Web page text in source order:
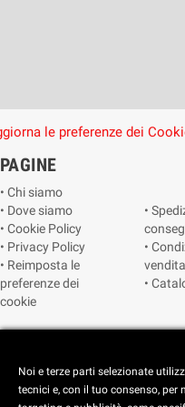
le preferenze dei
PAGINE
• Chi siamo
• Dove siamo
• Cookie Policy
• Privacy Policy
• Reimposta le
preferenze dei
cookie
•
•
vendita
•
Noi e terze parti selezionate
tecnici e, con il tuo consenso, per